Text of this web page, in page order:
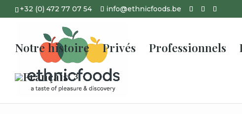
+32 (0) 472 77 07 54 info@ethnicfoods.be
Notre histoire Privés Professionnels